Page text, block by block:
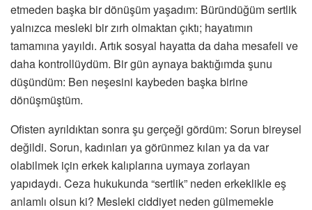
etmeden başka bir dönüşüm yaşadım: Büründüğüm sertlik
yalnızca mesleki bir zırh olmaktan çıktı; hayatımın
tamamına yayıldı. Artık sosyal hayatta da daha mesafeli ve
daha kontrollüydüm. Bir gün aynaya baktığımda şunu
düşündüm: Ben neşesini kaybeden başka birine
dönüşmüştüm.
Ofisten ayrıldıktan sonra şu gerçeği gördüm: Sorun bireysel
değildi. Sorun, kadınları ya görünmez kılan ya da var
olabilmek için erkek kalıplarına uymaya zorlayan
yapıdaydı. Ceza hukukunda “sertlik” neden erkeklikle eş
anlamlı olsun ki? Mesleki ciddiyet neden gülmemekle